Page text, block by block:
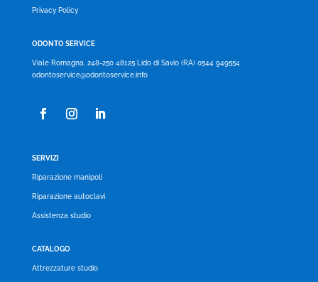
Privacy Policy
ODONTO SERVICE
Viale Romagna, 248-250 48125 Lido di Savio (RA) 0544 949554
odontoservice@odontoservice.info
SERVIZI
Riparazione manipoli
Riparazione autoclavi
Assistenza studio
CATALOGO
Attrezzature studio